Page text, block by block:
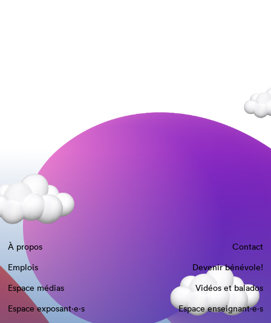
À propos
Contact
Emplois
Devenir bénévole!
Espace médias
Vidéos et balados
Espace exposant·e⋅s
Espace enseignant·e⋅s